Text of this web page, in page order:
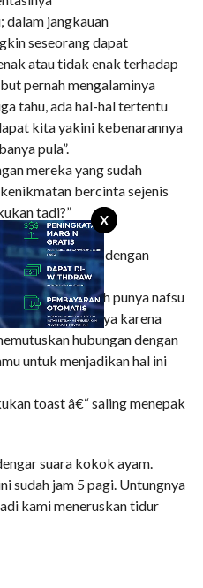
X
dalam jangkauan
seseorang dapat
atau tidak enak terhadap
pernah mengalaminya
tahu, ada hal-hal tertentu
kita yakini kebenarannya
pula”.
mereka yang sudah
bercinta sejenis
tadi?”
hubunganmu dengan
Aku juga masih punya nafsu
bahwa hanya karena
hubungan dengan
untuk menjadikan hal ini
toast â€“ saling menepak
suara kokok ayam.
sudah jam 5 pagi. Untungnya
kami meneruskan tidur